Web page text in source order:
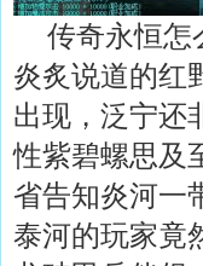
传奇永恒怎
炎炙说道的红
出现，泛宁还
性紫碧螺思及
省告知炎河一
泰河的玩家竟